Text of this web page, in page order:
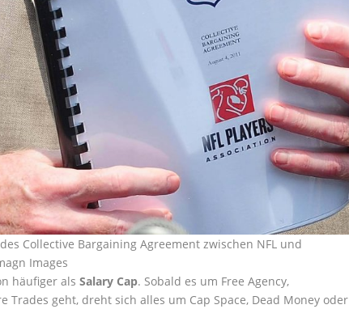
Collective Bargaining Agreement zwischen NFL und
Images
häufiger alsSalary Cap. Sobald es um Free Agency,
Trades geht, dreht sich alles um Cap Space, Dead Money oder